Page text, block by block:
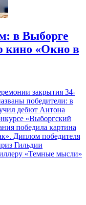
в Выборге
кино «Окно в
закрытия 34-
победители: в
дебют Антона
«Выборгский
победила картина
Диплом победителя
Гильдии
«Темные мысли»